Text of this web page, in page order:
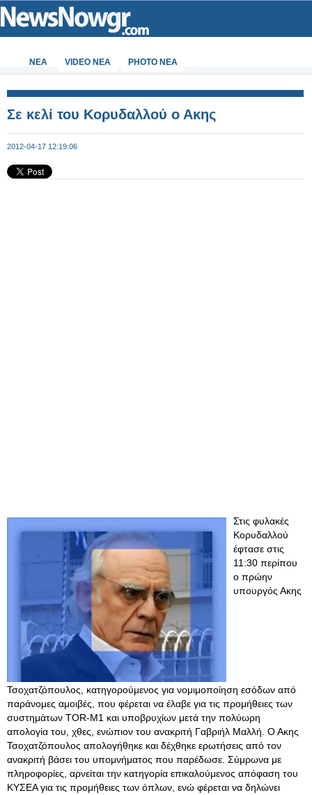
ΝΕΑ VIDEO NEA PHOTO NEA
Σε κελί του Κορυδαλλού ο Ακης
2012-04-17 12:19:06
Στις φυλακές
Κορυδαλλού
έφτασε στις
11:30 περίπου
ο πρώην
υπουργός Ακης
Τσοχατζόπουλος, κατηγορούμενος για νομιμοποίηση εσόδων από
παράνομες αμοιβές, που φέρεται να έλαβε για τις προμήθειες των
συστημάτων TOR-M1 και υποβρυχίων μετά την πολύωρη
απολογία του, χθες, ενώπιον του ανακριτή Γαβριήλ Μαλλή. Ο Ακης
Τσοχατζόπουλος απολογήθηκε και δέχθηκε ερωτήσεις από τον
ανακριτή βάσει του υπομνήματος που παρέδωσε. Σύμρωνα με
πληροφορίες, αρνείται την κατηγορία επικαλούμενος απόφαση του
ΚΥΣΕΑ για τις προμήθειες των όπλων, ενώ φέρεται να δηλώνει